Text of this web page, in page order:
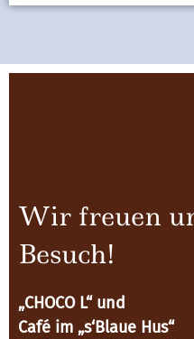
Wir freuen
Besuch!
„CHOCO L“ und
Café im „s‘Blaue Hus“